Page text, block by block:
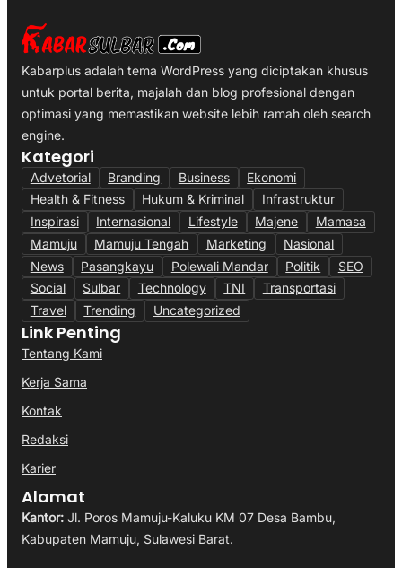
Kabarplus adalah tema WordPress yang diciptakan khusus
untuk portal berita, majalah dan blog profesional dengan
optimasi yang memastikan website lebih ramah oleh search
engine.
Kategori
Advetorial Branding Business
Ekonomi
Health & Fitness
Hukum & Kriminal
Infrastruktur
Inspirasi
Internasional Lifestyle Majene
Mamasa
Mamuju
Mamuju Tengah Marketing
Nasional
News
Pasangkayu Polewali Mandar Politik
SEO
Social
Sulbar Technology TNI
Transportasi
Travel
Trending Uncategorized
Link Penting
Tentang Kami
Kerja Sama
Kontak
Redaksi
Karier
Alamat
Kantor: Jl. Poros Mamuju-Kaluku KM 07 Desa Bambu,
Kabupaten Mamuju, Sulawesi Barat.